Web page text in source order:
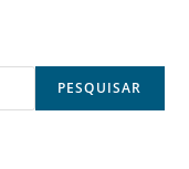
PESQUISAR